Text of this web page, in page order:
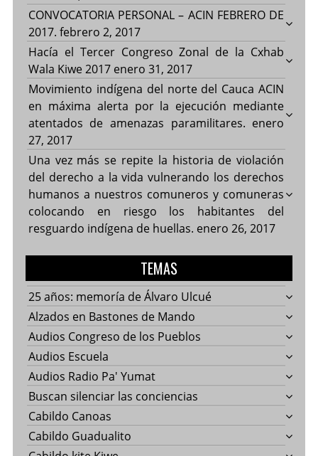
CONVOCATORIA PERSONAL – ACIN FEBRERO DE
2017. febrero 2, 2017
Hacía el Tercer Congreso Zonal de la Cxhab
Wala Kiwe 2017 enero 31, 2017
Movimiento indígena del norte del Cauca ACIN
en máxima alerta por la ejecución mediante
atentados de amenazas paramilitares. enero
27, 2017
Una vez más se repite la historia de violación
del derecho a la vida vulnerando los derechos
humanos a nuestros comuneros y comuneras
colocando en riesgo los habitantes del
resguardo indígena de huellas. enero 26, 2017
TEMAS
25 años: memoría de Álvaro Ulcué
Alzados en Bastones de Mando
Audios Congreso de los Pueblos
Audios Escuela
Audios Radio Pa' Yumat
Buscan silenciar las conciencias
Cabildo Canoas
Cabildo Guadualito